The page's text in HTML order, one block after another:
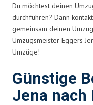
Du möchtest deinen
durchführen? Dann
gemeinsam deinen
Umzugsmeister Eggers
Umzüge!
Günstige
Jena nach